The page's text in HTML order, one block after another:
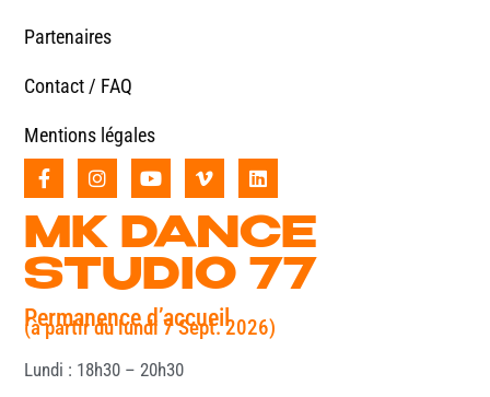
Partenaires
Contact / FAQ
Mentions légales
MK DANCE
STUDIO 77
Permanence d’accueil
(à partir du lundi 7 Sept. 2026)
Lundi : 18h30 – 20h30